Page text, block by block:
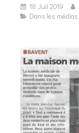
18 Juil 2019
Dans les médias